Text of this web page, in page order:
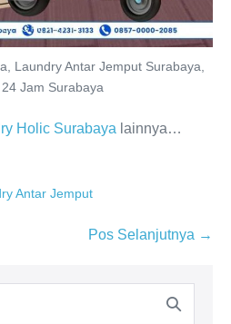
Laundry Antar Jemput Surabaya,
Jam Surabaya
Holic Surabaya lainnya…
Antar Jemput
Pos Selanjutnya →